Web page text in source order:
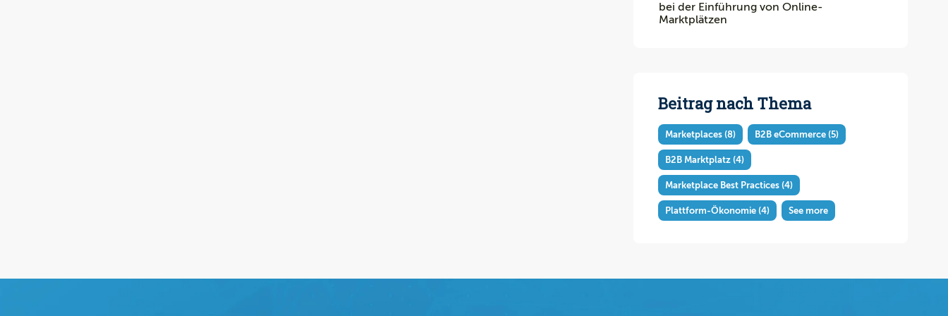
bei der Einführung von Online-
Marktplätzen
Beitrag nach Thema
Marketplaces(8) B2B eCommerce(5)
B2B Marktplatz(4)
Marketplace Best Practices(4)
Plattform-Ökonomie(4) See more